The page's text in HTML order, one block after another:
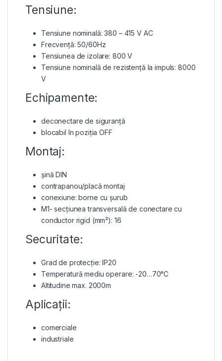
Tensiune:
Tensiune nominală: 380 – 415 V AC
Frecvență: 50/60Hz
Tensiunea de izolare: 800 V
Tensiune nominală de rezistență la impuls: 8000
V
Echipamente:
deconectare de siguranță
blocabil în poziția OFF
Montaj:
șină DIN
contrapanou/placă montaj
conexiune: borne cu șurub
M1- secțiunea transversală de conectare cu
conductor rigid (mm²): 16
Securitate:
Grad de protecție: IP20
Temperatură mediu operare: -20…70°C
Altitudine max. 2000m
Aplicații:
comerciale
industriale